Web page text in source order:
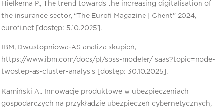
Hielkema P., The trend towards the increasing digitalisation of
the insurance sector, “The Eurofi Magazine | Ghent” 2024,
eurofi.net [dostęp: 5.10.2025].
IBM, Dwustopniowa-AS analiza skupień,
https://www.ibm.com/docs/pl/spss-modeler/ saas?topic=node-
twostep-as-cluster-analysis [dostęp: 30.10.2025].
Kamiński A., Innowacje produktowe w ubezpieczeniach
gospodarczych na przykładzie ubezpieczeń cybernetycznych,